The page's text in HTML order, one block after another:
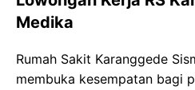
Medika
Rumah Sakit Karanggede
membuka kesempatan bagi